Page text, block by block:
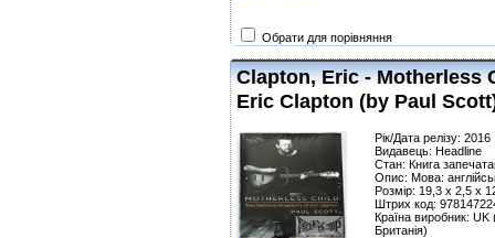
Обрати для порівняння
Clapton, Eric - Motherless
Eric Clapton (by Paul
Рік/Дата релізу: 2016
Видавець: Headline
Стан: Книга
Опис: Мова:
Розмір: 19,3 x 2,5 x
Штрих код:
Країна виробник:
Британія)